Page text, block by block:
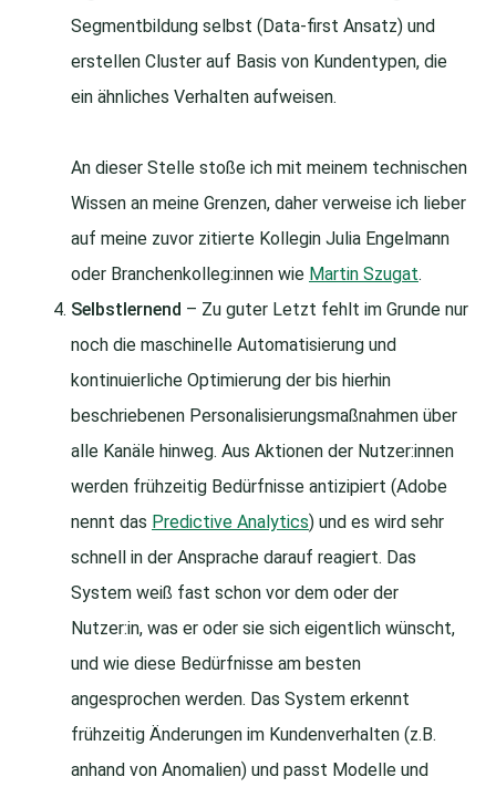
Segmentbildung selbst (Data-first Ansatz) und
erstellen Cluster auf Basis von Kundentypen, die
ein ähnliches Verhalten aufweisen.
An dieser Stelle stoße ich mit meinem technischen
Wissen an meine Grenzen, daher verweise ich lieber
auf meine zuvor zitierte Kollegin Julia Engelmann
oder Branchenkolleg:innen wie Martin Szugat.
Selbstlernend – Zu guter Letzt fehlt im Grunde nur
noch die maschinelle Automatisierung und
kontinuierliche Optimierung der bis hierhin
beschriebenen Personalisierungsmaßnahmen über
alle Kanäle hinweg. Aus Aktionen der Nutzer:innen
werden frühzeitig Bedürfnisse antizipiert (Adobe
nennt das Predictive Analytics) und es wird sehr
schnell in der Ansprache darauf reagiert. Das
System weiß fast schon vor dem oder der
Nutzer:in, was er oder sie sich eigentlich wünscht,
und wie diese Bedürfnisse am besten
angesprochen werden. Das System erkennt
frühzeitig Änderungen im Kundenverhalten (z.B.
anhand von Anomalien) und passt Modelle und